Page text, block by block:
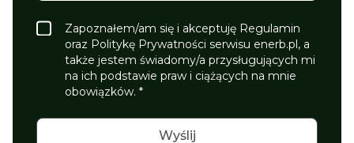
Zapoznałem/am się i akceptuję Regulamin
oraz Politykę Prywatności serwisu enerb.pl, a
także jestem świadomy/a przysługujących mi
na ich podstawie praw i ciążących na mnie
obowiązków. *